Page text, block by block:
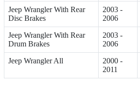
Jeep Wrangler With Rear
Disc Brakes
2003 -
2006
Jeep Wrangler With Rear
Drum Brakes
2003 -
2006
Jeep Wrangler All
2000 -
2011